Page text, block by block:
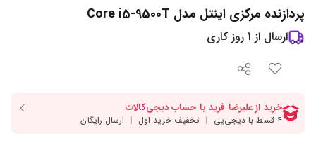
پردازنده مرکزی اینتل مدل Core i5-9500T
ارسال از 1 روز کاری